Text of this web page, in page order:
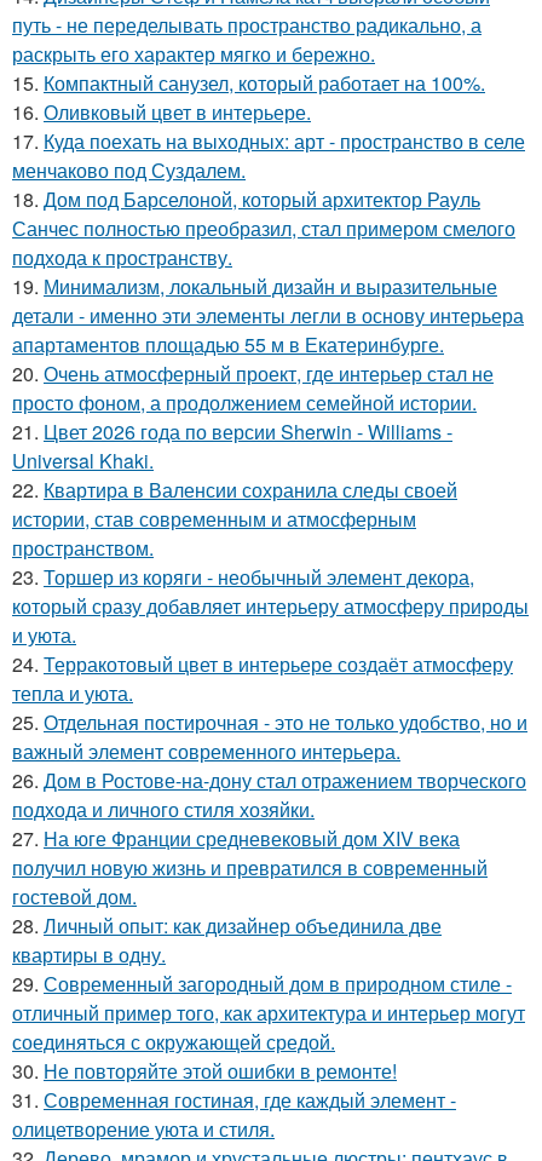
путь - не переделывать пространство радикально, а
раскрыть его характер мягко и бережно.
15. Компактный санузел, который работает на 100%.
16. Оливковый цвет в интерьере.
17. Куда поехать на выходных: арт - пространство в селе
менчаково под Суздалем.
18. Дом под Барселоной, который архитектор Рауль
Санчес полностью преобразил, стал примером смелого
подхода к пространству.
19. Минимализм, локальный дизайн и выразительные
детали - именно эти элементы легли в основу интерьера
апартаментов площадью 55 м в Екатеринбурге.
20. Очень атмосферный проект, где интерьер стал не
просто фоном, а продолжением семейной истории.
21. Цвет 2026 года по версии Sherwin - Williams -
Universal Khaki.
22. Квартира в Валенсии сохранила следы своей
истории, став современным и атмосферным
пространством.
23. Торшер из коряги - необычный элемент декора,
который сразу добавляет интерьеру атмосферу природы
и уюта.
24. Терракотовый цвет в интерьере создаёт атмосферу
тепла и уюта.
25. Отдельная постирочная - это не только удобство, но и
важный элемент современного интерьера.
26. Дом в Ростове-на-дону стал отражением творческого
подхода и личного стиля хозяйки.
27. На юге Франции средневековый дом XIV века
получил новую жизнь и превратился в современный
гостевой дом.
28. Личный опыт: как дизайнер объединила две
квартиры в одну.
29. Современный загородный дом в природном стиле -
отличный пример того, как архитектура и интерьер могут
соединяться с окружающей средой.
30. Не повторяйте этой ошибки в ремонте!
31. Современная гостиная, где каждый элемент -
олицетворение уюта и стиля.